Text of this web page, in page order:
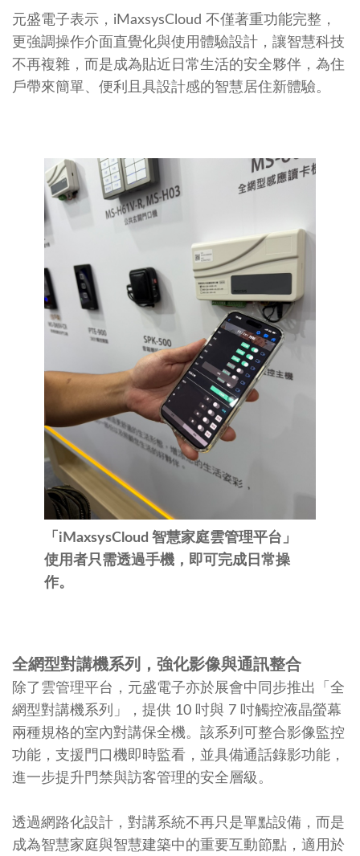
元盛電子表示，iMaxsysCloud 不僅著重功能完整，
更強調操作介面直覺化與使用體驗設計，讓智慧科技
不再複雜，而是成為貼近日常生活的安全夥伴，為住
戶帶來簡單、便利且具設計感的智慧居住新體驗。
「iMaxsysCloud 智慧家庭雲管理平台」
使用者只需透過手機，即可完成日常操
作。
全網型對講機系列，強化影像與通訊整合
除了雲管理平台，元盛電子亦於展會中同步推出「全
網型對講機系列」，提供 10 吋與 7 吋觸控液晶螢幕
兩種規格的室內對講保全機。該系列可整合影像監控
功能，支援門口機即時監看，並具備通話錄影功能，
進一步提升門禁與訪客管理的安全層級。
透過網路化設計，對講系統不再只是單點設備，而是
成為智慧家庭與智慧建築中的重要互動節點，適用於